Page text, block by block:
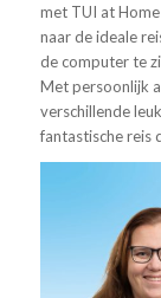
met TUI at
naar de ideale
de computer te
Met persoonlijk
verschillende
fantastische reis